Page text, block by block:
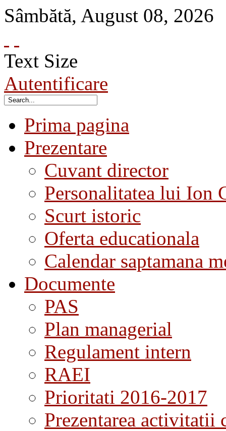
Sâmbătă, August 08, 2026
Text Size
Autentificare
Prima pagina
Prezentare
Cuvant director
Personalitatea lui Ion
Scurt istoric
Oferta educationala
Calendar saptamana
Documente
PAS
Plan managerial
Regulament intern
RAEI
Prioritati 2016-2017
Prezentarea activitatii